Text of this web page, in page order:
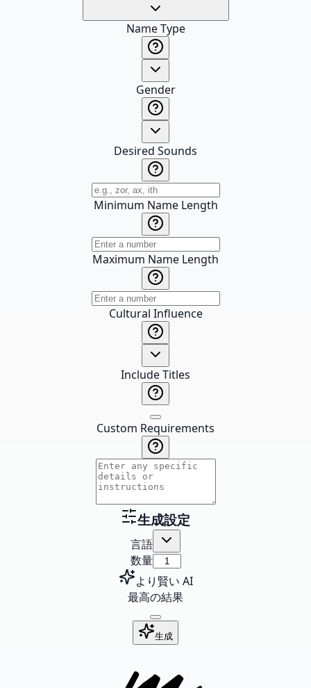
Name Type
Gender
Desired Sounds
Minimum Name Length
Maximum Name Length
Cultural Influence
Include Titles
Custom Requirements
生成設定
言語
数量
より賢い AI
最高の結果
生成